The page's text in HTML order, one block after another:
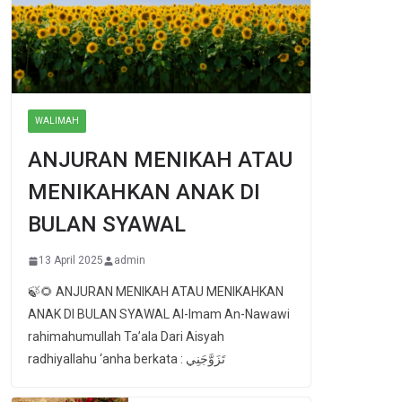
WALIMAH
ANJURAN MENIKAH ATAU
MENIKAHKAN ANAK DI
BULAN SYAWAL
13 April 2025 admin
🍃🌻 ANJURAN MENIKAH ATAU MENIKAHKAN
ANAK DI BULAN SYAWAL Al-Imam An-Nawawi
rahimahumullah Ta’ala Dari Aisyah
radhiyallahu ‘anha berkata : تَزَوَّجَنِي